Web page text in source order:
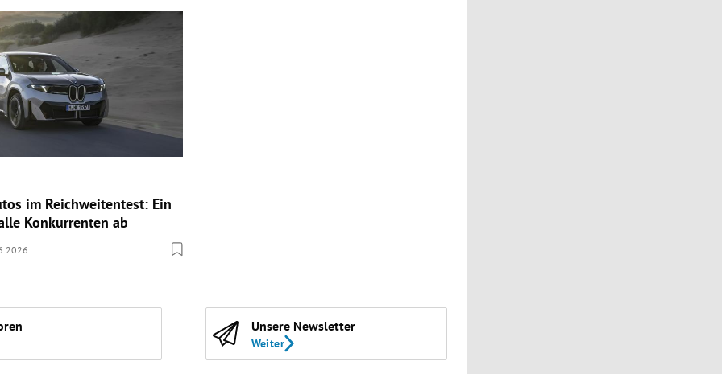
im Reichweitentest: Ein
Konkurrenten ab
Unsere Newsletter
Weiter